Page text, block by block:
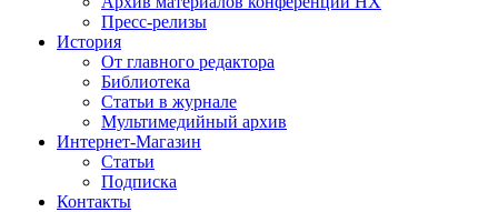
Пресс-релизы
История
От главного редактора
Библиотека
Статьи в журнале
Мультимедийный архив
Интернет-Магазин
Статьи
Подписка
Контакты